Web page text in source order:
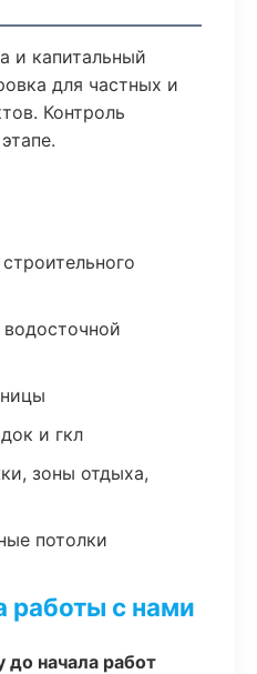
и капитальный
для частных и
Контроль
и гкл
зоны отдыха,
потолки
с нами
начала работ